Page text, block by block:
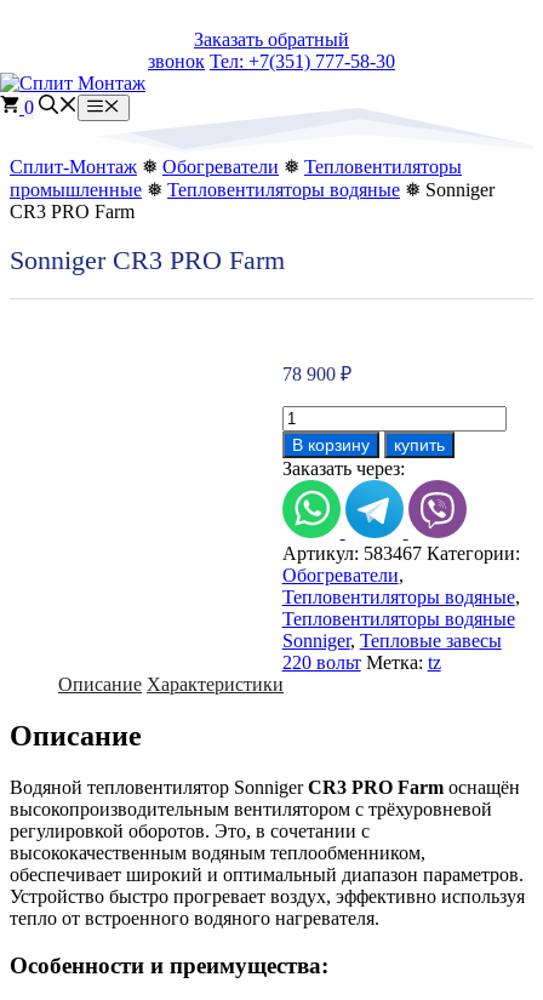
Заказать обратный
звонок Тел: +7(351) 777-58-30
0 Меню
Сплит-Монтаж ❅ Обогреватели ❅ Тепловентиляторы
промышленные ❅ Тепловентиляторы водяные ❅ Sonniger
CR3 PRO Farm
Sonniger CR3 PRO Farm
78 900 ₽
Количество
товара
Sonniger
CR3
PRO
Farm
В корзину купить
Заказать через:
Артикул: 583467 Категории:
Обогреватели,
Тепловентиляторы водяные,
Тепловентиляторы водяные
Sonniger, Тепловые завесы
220 вольт Метка: tz
Описание Характеристики
Описание
Водяной тепловентилятор SonnigerCR3 PRO Farm оснащён
высокопроизводительным вентилятором с трёхуровневой
регулировкой оборотов. Это, в сочетании с
высококачественным водяным теплообменником,
обеспечивает широкий и оптимальный диапазон параметров.
Устройство быстро прогревает воздух, эффективно используя
тепло от встроенного водяного нагревателя.
Особенности и преимущества: